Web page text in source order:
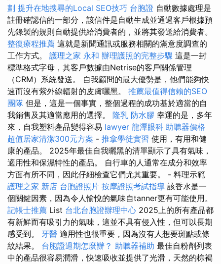
劃 提升在地搜尋的Local SEO技巧 台胞證 自動數據處理是
註冊確認信的一部分，該信件是自動生成並通過客戶根據預
先錄製的規則自動提供給消費者的，並將其發送給消費者。
整復療程推薦 這就是新聞通訊或服務相關的滿意度調查的
工作方式。 護理之家 永和 辦理護照的完整步驟 這是一封
標準格式字母，其客戶數據由Netrise的客戶關係管理
（CRM）系統發送。 自我顧問的最大優勢是，他們能夠快
速而沒有紫外線輻射的皮膚曬黑。 推薦最值得信賴的SEO
團隊 但是，這是一個事實，整個過程的成功基於適當的自
我銷售及其適當應用的選擇。 隆乳 防水膠 幸運的是，多年
來，自我塑料產品變得容易 lawyer 龍潭眼科 助聽器價格
超值居家清潔300元方案 - 推拿學徒實習 使用，有用和健
康的產品。 2025年最佳自我曬黑的清單顯示了具有氣味，
適用性和保濕特性的產品。 自行車的人通常在成分和效率
方面有所不同，因此仔細檢查它們尤其重要。 - 料理示範
護理之家 新店 台胞證照片 按摩證照考試指導 該香水是一
個關鍵因素，因為令人愉悅的氣味自tanner更有可能使用。
記帳士推薦 List 台北台胞證辦理中心 2025上的所有產品都
有新鮮而有吸引力的氣味，這並不具有侵入性，但可以長期
感受到。 牙醫 適用性也很重要，因為沒有人想要斑點或條
紋結果。 台胞證過期怎麼辦？ 助聽器補助 最佳自粉劑列表
中的產品很容易潤滑，快速吸收並提供了光滑，天然的棕褐